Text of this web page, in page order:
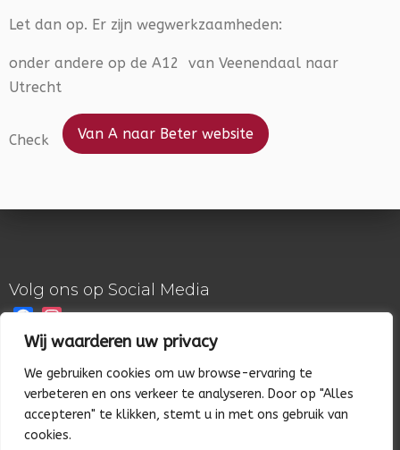
Wij waarderen uw privacy
We gebruiken cookies om uw browse-ervaring te
verbeteren en ons verkeer te analyseren. Door op "Alles
accepteren" te klikken, stemt u in met ons gebruik van
cookies.
Let dan op. Er zijn wegwerkzaamheden:
onder andere op de A12 van Veenendaal naar
Utrecht
Check Van A naar Beter website
Volg ons op Social Media
FacebookInstagram